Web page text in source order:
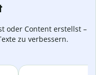
oder Content erstellst –
zu verbessern.